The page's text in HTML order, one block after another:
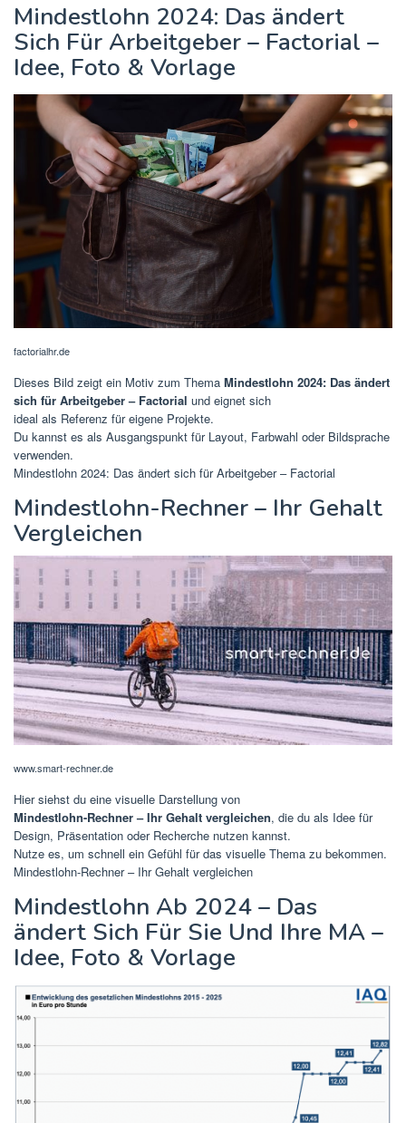
Mindestlohn 2024: Das ändert
Sich Für Arbeitgeber – Factorial –
Idee, Foto & Vorlage
factorialhr.de
Dieses Bild zeigt ein Motiv zum Thema Mindestlohn 2024: Das ändert
sich für Arbeitgeber – Factorial und eignet sich
ideal als Referenz für eigene Projekte.
Du kannst es als Ausgangspunkt für Layout, Farbwahl oder Bildsprache
verwenden.
Mindestlohn 2024: Das ändert sich für Arbeitgeber – Factorial
Mindestlohn-Rechner – Ihr Gehalt
Vergleichen
www.smart-rechner.de
Hier siehst du eine visuelle Darstellung von
Mindestlohn-Rechner – Ihr Gehalt vergleichen, die du als Idee für
Design, Präsentation oder Recherche nutzen kannst.
Nutze es, um schnell ein Gefühl für das visuelle Thema zu bekommen.
Mindestlohn-Rechner – Ihr Gehalt vergleichen
Mindestlohn Ab 2024 – Das
ändert Sich Für Sie Und Ihre MA –
Idee, Foto & Vorlage